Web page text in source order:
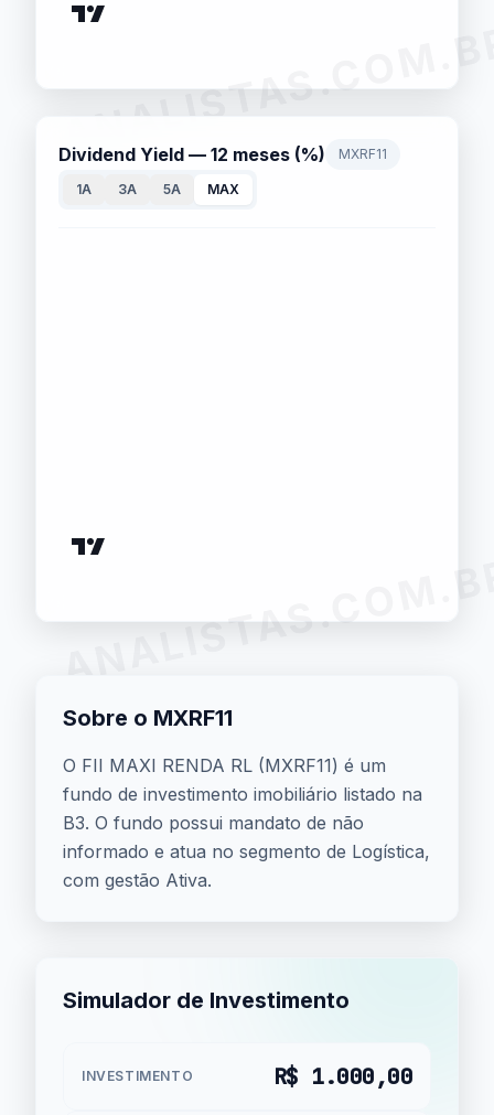
Dividend Yield — 12 meses (%) MXRF11
1A 3A 5A MAX
Sobre o MXRF11
O FII MAXI RENDA RL (MXRF11) é um
fundo de investimento imobiliário listado na
B3. O fundo possui mandato de não
informado e atua no segmento de Logística,
com gestão Ativa.
Simulador de Investimento
INVESTIMENTO R$ 1.000,00